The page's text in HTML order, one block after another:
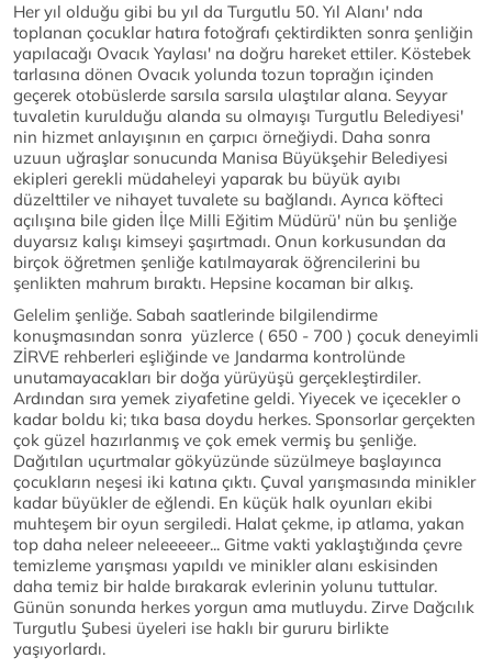
Her yıl olduğu gibi bu yıl da Turgutlu 50. Yıl Alanı' nda
toplanan çocuklar hatıra fotoğrafı çektirdikten sonra şenliğin
yapılacağı Ovacık Yaylası' na doğru hareket ettiler. Köstebek
tarlasına dönen Ovacık yolunda tozun toprağın içinden
geçerek otobüslerde sarsıla sarsıla ulaştılar alana. Seyyar
tuvaletin kurulduğu alanda su olmayışı Turgutlu Belediyesi'
nin hizmet anlayışının en çarpıcı örneğiydi. Daha sonra
uzuun uğraşlar sonucunda Manisa Büyükşehir Belediyesi
ekipleri gerekli müdaheleyi yaparak bu büyük ayıbı
düzelttiler ve nihayet tuvalete su bağlandı. Ayrıca köfteci
açılışına bile giden İlçe Milli Eğitim Müdürü' nün bu şenliğe
duyarsız kalışı kimseyi şaşırtmadı. Onun korkusundan da
birçok öğretmen şenliğe katılmayarak öğrencilerini bu
şenlikten mahrum bıraktı. Hepsine kocaman bir alkış.
Gelelim şenliğe. Sabah saatlerinde bilgilendirme
konuşmasından sonra yüzlerce ( 650 - 700 ) çocuk deneyimli
ZİRVE rehberleri eşliğinde ve Jandarma kontrolünde
unutamayacakları bir doğa yürüyüşü gerçekleştirdiler.
Ardından sıra yemek ziyafetine geldi. Yiyecek ve içecekler o
kadar boldu ki; tıka basa doydu herkes. Sponsorlar gerçekten
çok güzel hazırlanmış ve çok emek vermiş bu şenliğe.
Dağıtılan uçurtmalar gökyüzünde süzülmeye başlayınca
çocukların neşesi iki katına çıktı. Çuval yarışmasında minikler
kadar büyükler de eğlendi. En küçük halk oyunları ekibi
muhteşem bir oyun sergiledi. Halat çekme, ip atlama, yakan
top daha neleer neleeeeer... Gitme vakti yaklaştığında çevre
temizleme yarışması yapıldı ve minikler alanı eskisinden
daha temiz bir halde bırakarak evlerinin yolunu tuttular.
Günün sonunda herkes yorgun ama mutluydu. Zirve Dağcılık
Turgutlu Şubesi üyeleri ise haklı bir gururu birlikte
yaşıyorlardı.